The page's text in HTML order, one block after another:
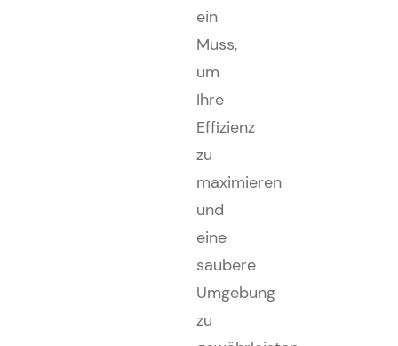
ein
Muss,
um
Ihre
Effizienz
zu
maximieren
und
eine
saubere
Umgebung
zu